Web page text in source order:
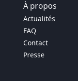
À propos
Actualités
FAQ
Contact
Presse